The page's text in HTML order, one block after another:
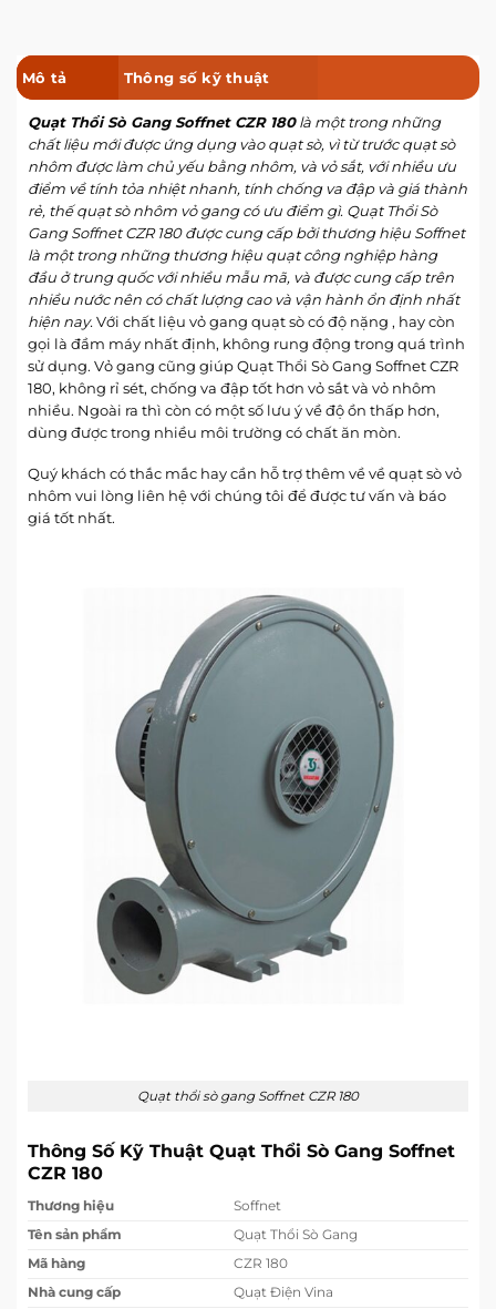
Mô tả Thông số kỹ thuật
Quạt Thổi Sò Gang Soffnet CZR 180là một trong những
chất liệu mới được ứng dụng vào quạt sò, vì từ trước quạt sò
nhôm được làm chủ yếu bằng nhôm, và vỏ sắt, với nhiều ưu
điểm về tính tỏa nhiệt nhanh, tính chống va đập và giá thành
rẻ, thế quạt sò nhôm vỏ gang có ưu điểm gì. Quạt Thổi Sò
Gang Soffnet CZR 180 được cung cấp bởi thương hiệu Soffnet
là một trong những thương hiệu quạt công nghiệp hàng
đầu ở trung quốc với nhiều mẫu mã, và được cung cấp trên
nhiều nước nên có chất lượng cao và vận hành ổn định nhất
hiện nay.Với chất liệu vỏ gang quạt sò có độ nặng , hay còn
gọi là đầm máy nhất định, không rung động trong quá trình
sử dụng. Vỏ gang cũng giúp Quạt Thổi Sò Gang Soffnet CZR
180, không rỉ sét, chống va đập tốt hơn vỏ sắt và vỏ nhôm
nhiều. Ngoài ra thì còn có một số lưu ý về độ ồn thấp hơn,
dùng được trong nhiều môi trường có chất ăn mòn.
Quý khách có thắc mắc hay cần hỗ trợ thêm về về quạt sò vỏ
nhôm vui lòng liên hệ với chúng tôi để được tư vấn và báo
giá tốt nhất.
Quạt thổi sò gang Soffnet CZR 180
Thông Số Kỹ Thuật Quạt Thổi Sò Gang Soffnet
CZR 180
Thương hiệu
Soffnet
Tên sản phẩm
Quạt Thổi Sò Gang
Mã hàng
CZR 180
Nhà cung cấp
Quạt Điện Vina